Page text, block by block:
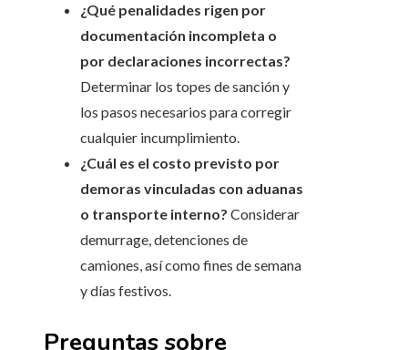
¿Qué penalidades rigen por
documentación incompleta o
por declaraciones incorrectas?
Determinar los topes de sanción y
los pasos necesarios para corregir
cualquier incumplimiento.
¿Cuál es el costo previsto por
demoras vinculadas con aduanas
o transporte interno? Considerar
demurrage, detenciones de
camiones, así como fines de semana
y días festivos.
Preguntas sobre